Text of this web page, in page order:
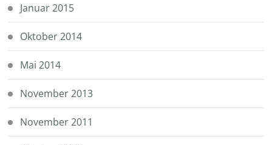
Januar 2015
Oktober 2014
Mai 2014
November 2013
November 2011